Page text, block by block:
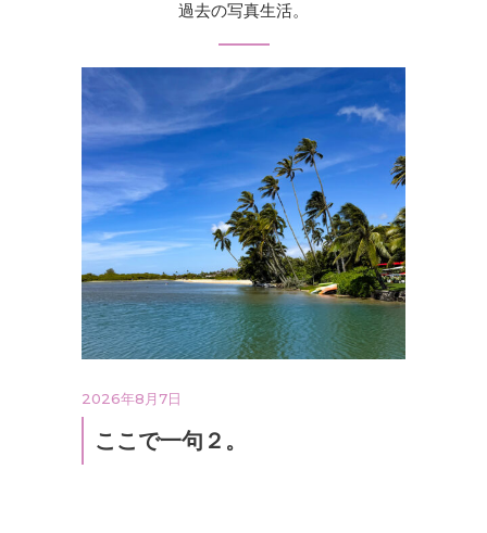
過去の写真生活。
2026年8月7日
ここで一句２。